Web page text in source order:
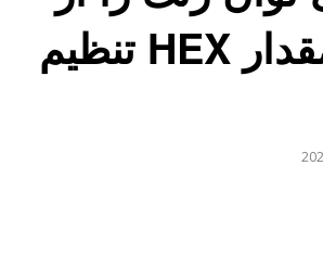
طریق مقدار HEX تنظیم